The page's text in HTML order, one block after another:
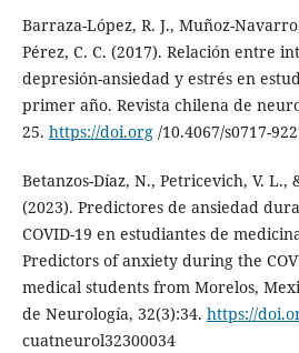
Barraza-López, R. J., Muñoz-
Pérez, C. C. (2017). Relación entre
depresión-ansiedad y estrés en
primer año. Revista chilena de
25. https://doi.org/10.4067/s0717-
Betanzos-Díaz, N., Petricevich, V. L.,
(2023). Predictores de ansiedad
COVID-19 en estudiantes de
Predictors of anxiety during the
medical students from Morelos,
de Neurología, 32(3):34. https://
cuatneurol32300034